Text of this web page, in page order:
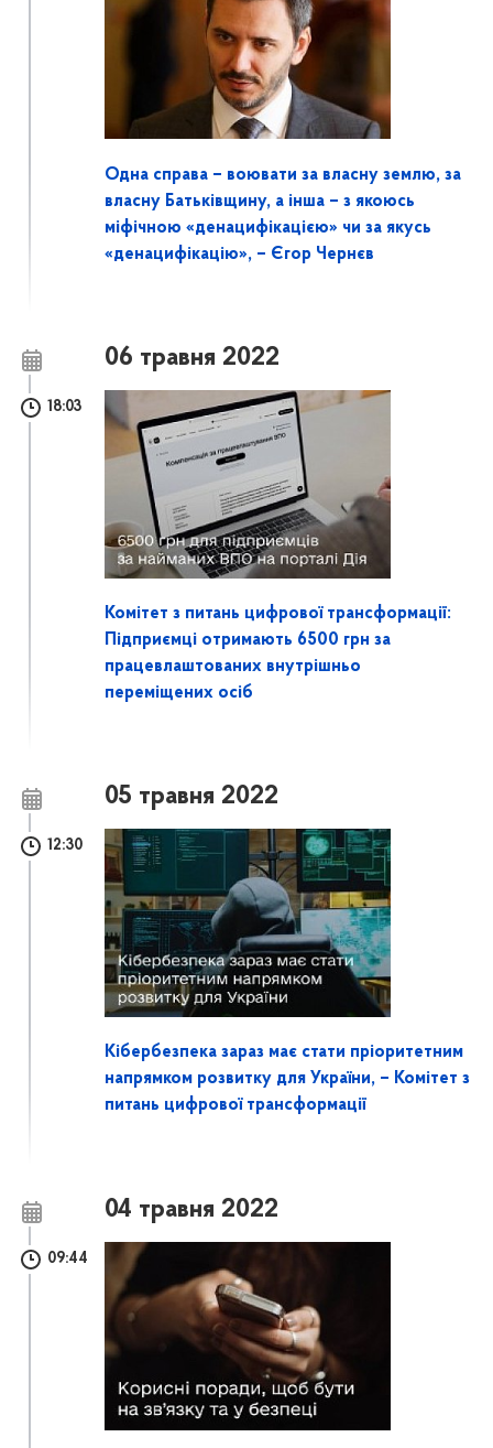
Одна справа – воювати за власну землю, за
власну Батьківщину, а інша – з якоюсь
міфічною «денацифікацією» чи за якусь
«денацифікацію», – Єгор Чернєв
06 травня 2022
18:03
Комітет з питань цифрової трансформації:
Підприємці отримають 6500 грн за
працевлаштованих внутрішньо
переміщених осіб
05 травня 2022
12:30
Кібербезпека зараз має стати пріоритетним
напрямком розвитку для України, – Комітет з
питань цифрової трансформації
04 травня 2022
09:44